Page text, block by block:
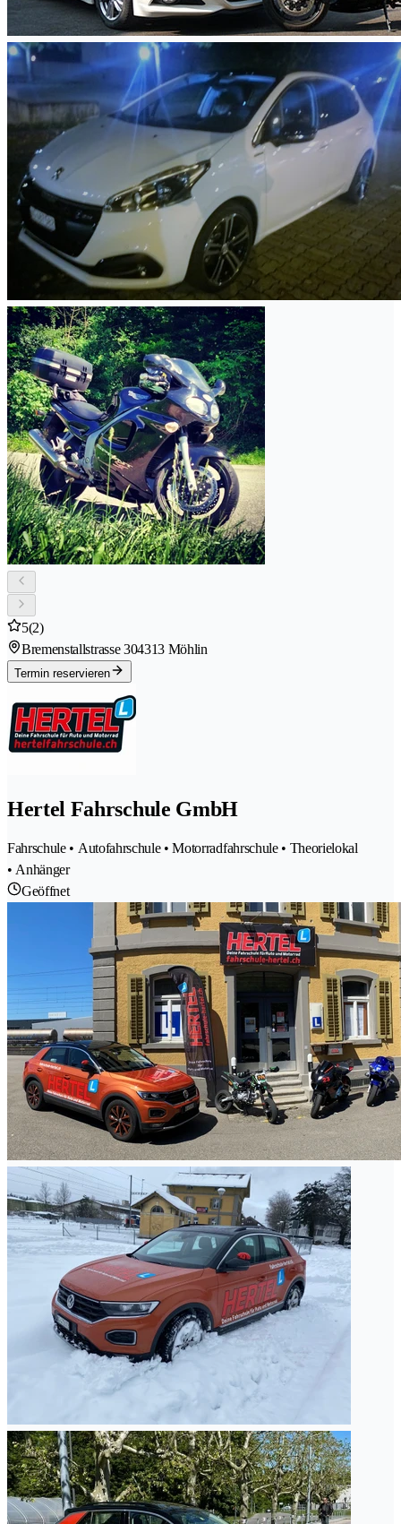
5(2)
Bremenstallstrasse 304313 Möhlin
Termin reservieren
Hertel Fahrschule GmbH
Fahrschule • Autofahrschule • Motorradfahrschule • Theorielokal
• Anhänger
Geöffnet